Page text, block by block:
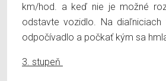
km/hod. a keď nie je možné
odstavte vozidlo. Na diaľniciach
odpočívadlo a počkať kým sa
3. stupeň